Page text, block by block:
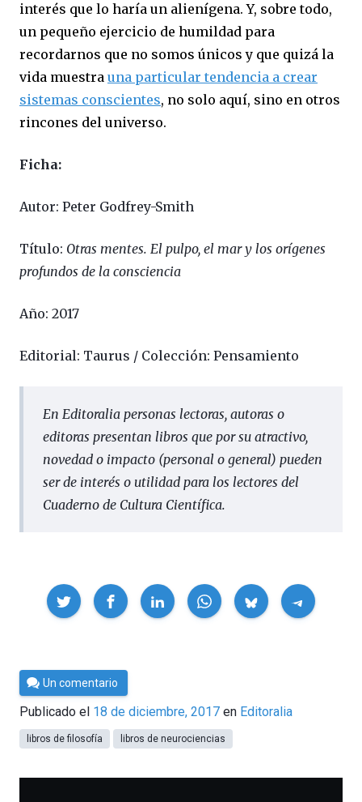
interés que lo haría un alienígena. Y, sobre todo,
un pequeño ejercicio de humildad para
recordarnos que no somos únicos y que quizá la
vida muestra una particular tendencia a crear
sistemas conscientes, no solo aquí, sino en otros
rincones del universo.
Ficha:
Autor: Peter Godfrey-Smith
Título: Otras mentes. El pulpo, el mar y los orígenes
profundos de la consciencia
Año: 2017
Editorial: Taurus / Colección: Pensamiento
En Editoralia personas lectoras, autoras o
editoras presentan libros que por su atractivo,
novedad o impacto (personal o general) pueden
ser de interés o utilidad para los lectores del
Cuaderno de Cultura Científica.
Compartir
Por
César
Tomé
Un comentario
Publicado el 18 de diciembre, 2017 en Editoralia
libros de filosofía libros de neurociencias